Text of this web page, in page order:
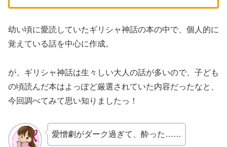
幼い頃に愛読していたギリシャ神話の本の中で、個人的に
覚えている話を中心に作成。
が、ギリシャ神話は生々しい大人の話が多いので、子ども
の頃読んだ本はよっぽど厳選されていた内容だったなと、
今回調べてみて思い知りましたっ！
愛憎劇がダーク過ぎて、酔った……